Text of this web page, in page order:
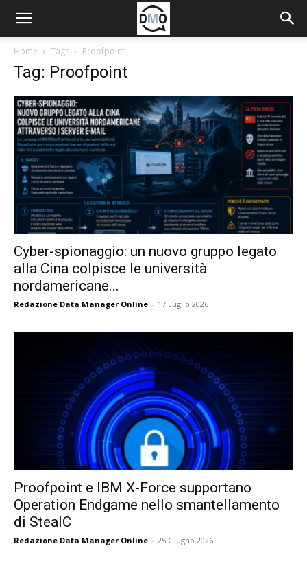
Home Tags Proofpoint
Tag: Proofpoint
Cyber-spionaggio: un nuovo gruppo legato
alla Cina colpisce le università
nordamericane...
Redazione Data Manager Online - 17 Luglio 2026
Proofpoint e IBM X-Force supportano
Operation Endgame nello smantellamento
di StealC
Redazione Data Manager Online - 25 Giugno 2026